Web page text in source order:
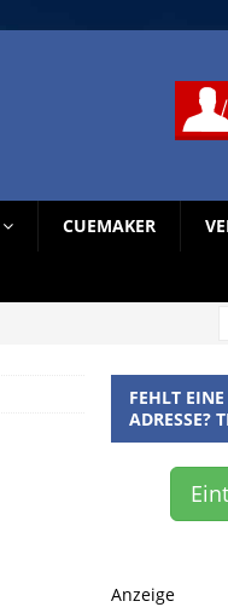
CUEMAKER
FEHLT
ADRESSE?
Anzeige